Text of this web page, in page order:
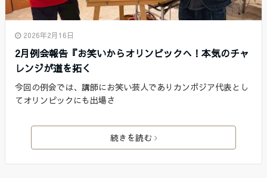
2026年2月16日
2月例会報告『お笑いからオリンピックへ！本気のチャ
レンジが道を拓く
今回の例会では、講師にお笑い芸人でありカンボジア代表とし
てオリンピックにも出場さ
続きを読む